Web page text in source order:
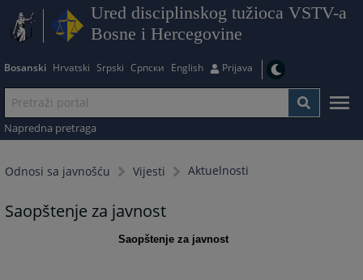
Ured disciplinskog tužioca VSTV-a
Bosne i Hercegovine
Bosanski Hrvatski Srpski Српски English Prijava
Napredna pretraga
Odnosi sa javnošću Vijesti Aktuelnosti
Saopštenje za javnost
Saopštenje za javnost